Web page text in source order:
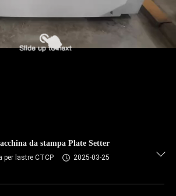
da stampa Plate Setter
per lastre CTCP
2025-03-25